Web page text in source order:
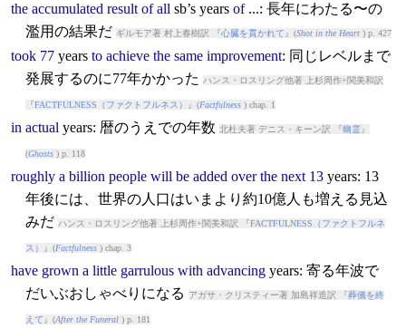
the accumulated result of all sb’s years of...: 長年にわたる〜の
濫用の結果だ ギルモア著 村上春樹訳 『心臓を貫かれて 』(Shot in the Heart) p. 427
took 77 years to achieve the same improvement: 同じレベルまで
発展するのに77年かかった
ハンス・ロスリング他著 上杉周作+関美和訳
『FACTFULNESS（ファクトフルネス） 』(Factfulness) chap. 1
in actual years: 暦のうえでの年数 北杜夫著 デニス・キーン訳 『幽霊』
(Ghosts) p. 118
roughly a billion people will be added over the next 13 years: 13
年後には、世界の人口はいまより約10億人も増える見込
みだ ハンス・ロスリング他著 上杉周作+関美和訳 『FACTFULNESS（ファクトフルネ
ス） 』(Factfulness) chap. 3
have grown a little garrulous with advancing years: 寄る年波で
だいぶおしゃべりになる
アガサ・クリスティー著 加島祥造訳 『葬儀を終
えて 』(After the Funeral) p. 181